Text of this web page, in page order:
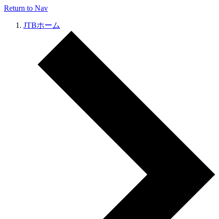
Return to Nav
JTBホーム